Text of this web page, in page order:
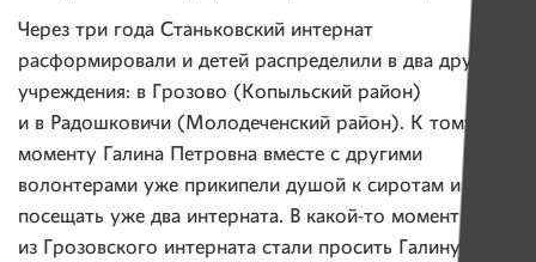
Через три года Станьковский интернат
расформировали и детей распределили в два других
учреждения: в Грозово (Копыльский район)
и в Радошковичи (Молодеченский район). К тому
моменту Галина Петровна вместе с другими
волонтерами уже прикипели душой к сиротам и стали
посещать уже два интерната. В какой-то момент дети
из Грозовского интерната стали просить Галину